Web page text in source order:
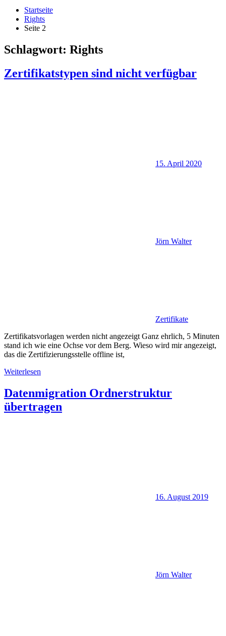
Startseite
Rights
Seite 2
Schlagwort: Rights
Zertifikatstypen sind nicht verfügbar
15. April 2020
Jörn Walter
Zertifikate
Zertifikatsvorlagen werden nicht angezeigt Ganz ehrlich, 5 Minuten
stand ich wie eine Ochse vor dem Berg. Wieso wird mir angezeigt,
das die Zertifizierungsstelle offline ist,
Weiterlesen
Datenmigration Ordnerstruktur
übertragen
16. August 2019
Jörn Walter